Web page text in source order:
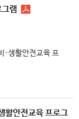
램
생활안전교육 프
활안전교육 프로그